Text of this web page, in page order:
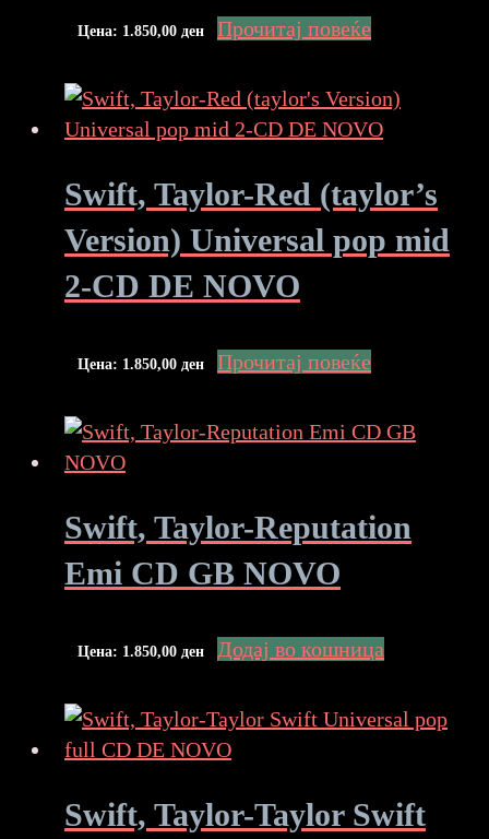
Цена: 1.850,00 ден Прочитај повеќе
Swift, Taylor-Red (taylor’s
Version) Universal pop mid
2-CD DE NOVO
Цена: 1.850,00 ден Прочитај повеќе
Swift, Taylor-Reputation
Emi CD GB NOVO
Цена: 1.850,00 ден Додај во кошница
Swift, Taylor-Taylor Swift